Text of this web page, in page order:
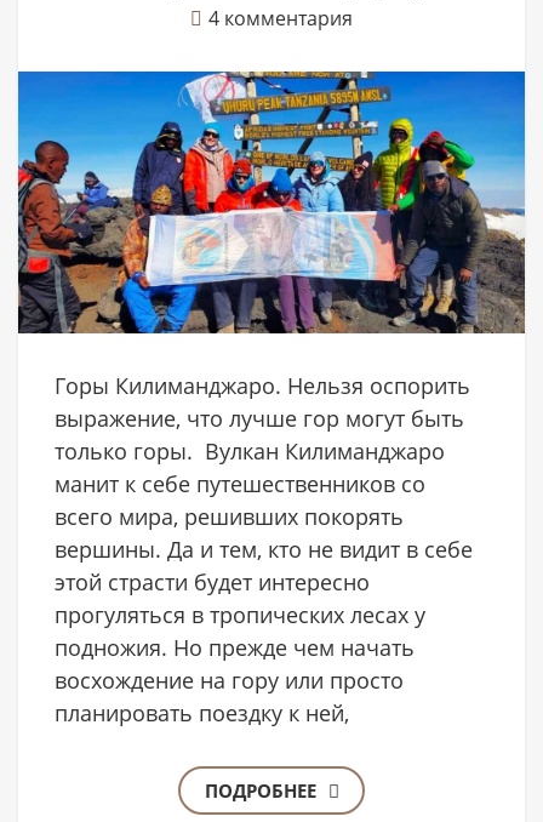
4 комментария
Горы Килиманджаро. Нельзя оспорить
выражение, что лучше гор могут быть
только горы. Вулкан Килиманджаро
манит к себе путешественников со
всего мира, решивших покорять
вершины. Да и тем, кто не видит в себе
этой страсти будет интересно
прогуляться в тропических лесах у
подножия. Но прежде чем начать
восхождение на гору или просто
планировать поездку к ней,
ПОДРОБНЕЕ